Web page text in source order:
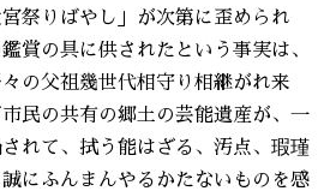
祭りばやし」が次第に歪められ
賞の具に供されたという事実は、
の父祖幾世代相守り相継がれ来
民の共有の郷土の芸能遺産が、一
れて、拭う能はざる、汚点、瑕瑾
にふんまんやるかたないものを感